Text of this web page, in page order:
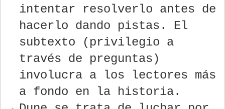
intentar resolverlo antes de
hacerlo dando pistas. El
subtexto (privilegio a
través de preguntas)
involucra a los lectores más
a fondo en la historia.